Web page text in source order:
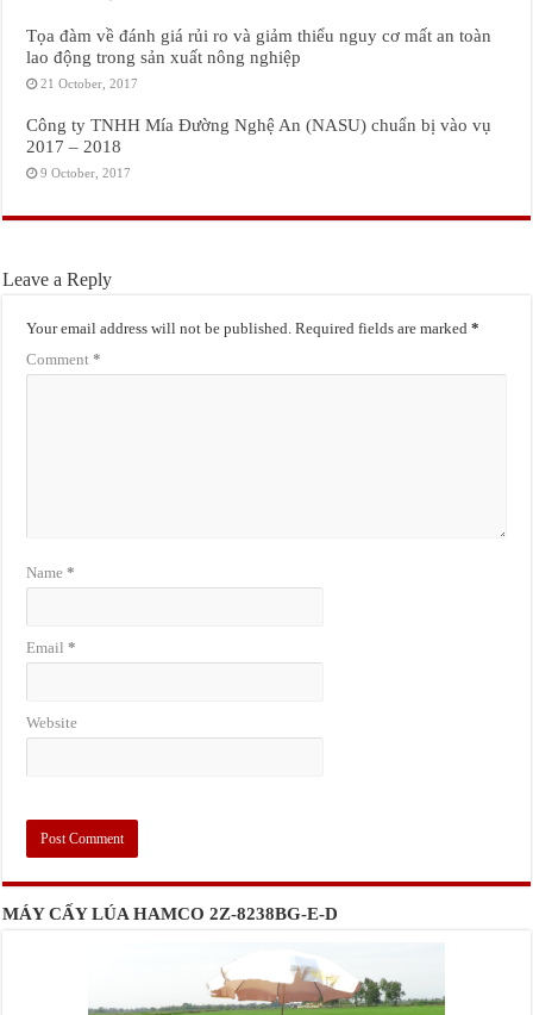
Tọa đàm về đánh giá rủi ro và giảm thiểu nguy cơ mất an toàn
lao động trong sản xuất nông nghiệp
21 October, 2017
Công ty TNHH Mía Đường Nghệ An (NASU) chuẩn bị vào vụ
2017 – 2018
9 October, 2017
Leave a Reply
Your email address will not be published. Required fields are marked*
Comment*
Name*
Email*
Website
MÁY CẤY LÚA HAMCO 2Z-8238BG-E-D